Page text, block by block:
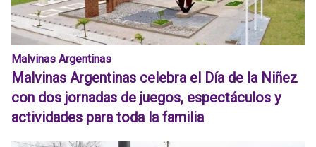
Malvinas Argentinas
Malvinas Argentinas celebra el Día de la Niñez
con dos jornadas de juegos, espectáculos y
actividades para toda la familia